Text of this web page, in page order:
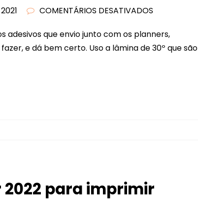
COMENTÁRIOS DESATIVADOS
CORTAR
ADESIVOS
adesivos que envio junto com os planners,
e dá bem certo. Uso a lâmina de 30º que são
para imprimir